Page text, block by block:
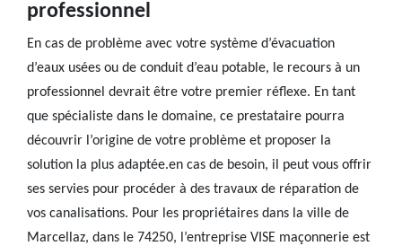
professionnel
En cas de problème avec votre système d’évacuation
d’eaux usées ou de conduit d’eau potable, le recours à un
professionnel devrait être votre premier réflexe. En tant
que spécialiste dans le domaine, ce prestataire pourra
découvrir l’origine de votre problème et proposer la
solution la plus adaptée.en cas de besoin, il peut vous offrir
ses servies pour procéder à des travaux de réparation de
vos canalisations. Pour les propriétaires dans la ville de
Marcellaz, dans le 74250, l’entreprise VISE maçonnerie est